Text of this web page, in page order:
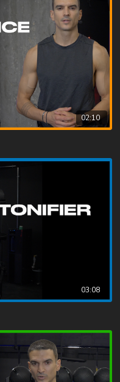
02:10
03:08